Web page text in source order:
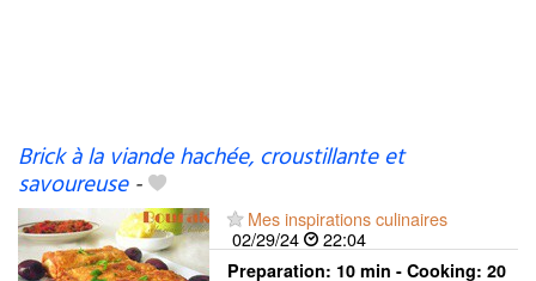
Brick à la viande hachée, croustillante et
savoureuse-
Mes inspirations culinaires
02/29/24
22:04
Preparation: 10 min - Cooking: 20